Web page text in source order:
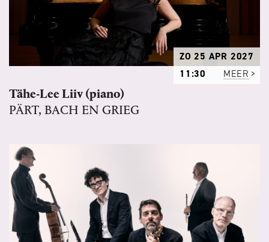
ZO 25 APR 2027
11:30
MEER
Tähe-Lee Liiv (piano)
PÄRT, BACH EN GRIEG